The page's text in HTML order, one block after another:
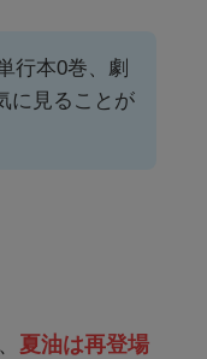
行本0巻、劇
に見ることが
夏油は再登場